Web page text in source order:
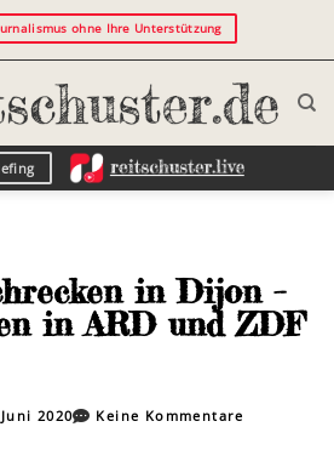
ohne Ihre Unterstützung
in Dijon –
in ARD und ZDF
2020 Keine Kommentare